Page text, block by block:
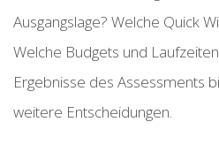
Ausgangslage? Welche Quick
Welche Budgets und
Ergebnisse des Assessments
weitere Entscheidungen.